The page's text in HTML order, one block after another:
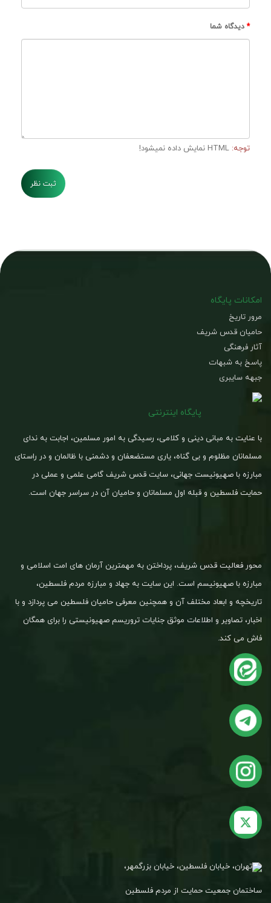
دیدگاه شما
توجه:
ثبت نظر
امکانات پایگاه
مرور تاریخ
حامیان قدس شریف
آثار فرهنگی
پاسخ به شبهات
جبهه سایبری
پایگاه اینترنتی
با عنایت به مبانی دینی و کلامی، رسیدگی به امور مسلمین، اجابت به ندای
مسلمانان مظلوم و بی گناه، یاری مستضعفان و دشمنی با ظالمان و در راستای
مبارزه با صهیونیست جهانی، سایت قدس شریف گامی علمی و عملی در
حمایت فلسطین و قبله اول مسلمانان و حامیان آن در سراسر جهان است.
محور فعالیت قدس شریف، پرداختن به مهمترین آرمان های امت اسلامی و
مبارزه با صهیونیسم است. این سایت به جهاد و مبارزه مردم فلسطین،
تاریخچه و ابعاد مختلف آن و همچنین معرفی حامیان فلسطین می پردازد و با
اخبار، تصاویر و اطلاعات موثق جنایات تروریسم صهیونیستی را برای همگان
فاش می کند.
تهران، خیابان فلسطین، خیابان بزرگمهر،
ساختمان جمعیت حمایت از مردم فلسطین